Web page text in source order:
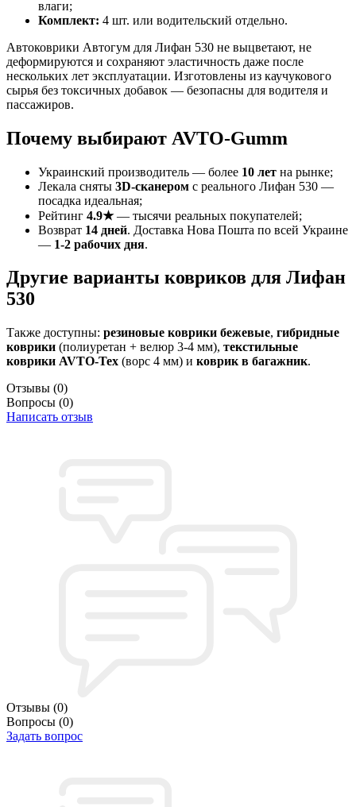
влаги;
Комплект: 4 шт. или водительский отдельно.
Автоковрики Автогум для Лифан 530 не выцветают, не
деформируются и сохраняют эластичность даже после
нескольких лет эксплуатации. Изготовлены из каучукового
сырья без токсичных добавок — безопасны для водителя и
пассажиров.
Почему выбирают AVTO-Gumm
Украинский производитель — более 10 лет на рынке;
Лекала сняты 3D-сканером с реального Лифан 530 —
посадка идеальная;
Рейтинг 4.9★— тысячи реальных покупателей;
Возврат 14 дней. Доставка Нова Пошта по всей Украине
— 1-2 рабочих дня.
Другие варианты ковриков для Лифан
530
Также доступны: резиновые коврики бежевые, гибридные
коврики (полиуретан + велюр 3-4 мм), текстильные
коврики AVTO-Tex (ворс 4 мм) и коврик в багажник.
Отзывы (0)
Вопросы (0)
Написать отзыв
Отзывы (0)
Вопросы (0)
Задать вопрос